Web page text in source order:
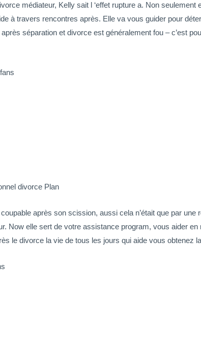
médiateur, Kelly sait l ‘effet rupture a. Non seulement
à travers rencontres après. Elle va vous guider pour
séparation et divorce est généralement fou – c’est
divorce Plan
après son scission, aussi cela n’était que par une
Now elle sert de votre assistance program, vous aider
le divorce la vie de tous les jours qui aide vous obtenez